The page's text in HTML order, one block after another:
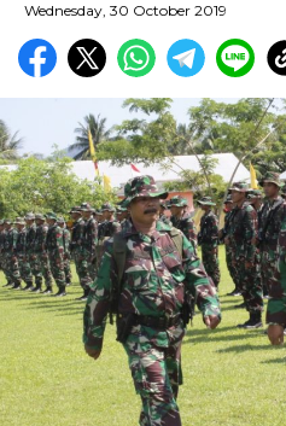
Wednesday, 30 October 2019